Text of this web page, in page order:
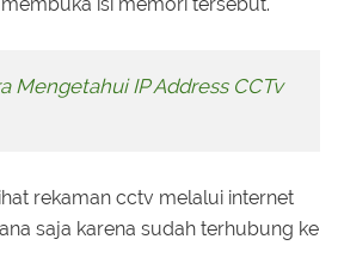
Mengetahui IP Address CCTv
rekaman cctv melalui internet
saja karena sudah terhubung ke